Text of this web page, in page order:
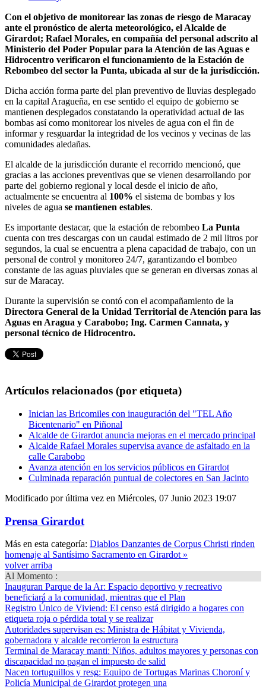
Con el objetivo de monitorear las zonas de riesgo de Maracay
ante el pronóstico de alerta meteorológico, el Alcalde de
Girardot; Rafael Morales, en compañía del personal adscrito al
Ministerio del Poder Popular para la Atención de las Aguas e
Hidrocentro verificaron el funcionamiento de la Estación de
Rebombeo del sector la Punta, ubicada al sur de la jurisdicción.
Dicha acción forma parte del plan preventivo de lluvias desplegado
en la capital Aragueña, en ese sentido el equipo de gobierno se
mantienen desplegados constatando la operatividad actual de las
bombas así como monitorear los niveles de agua con el fin de
informar y resguardar la integridad de los vecinos y vecinas de las
comunidades aledañas.
El alcalde de la jurisdicción durante el recorrido mencionó, que
gracias a las acciones preventivas que se vienen desarrollando por
parte del gobierno regional y local desde el inicio de año,
actualmente se encuentra al 100% el sistema de bombas y los
niveles de agua se mantienen estables.
Es importante destacar, que la estación de rebombeo La Punta
cuenta con tres descargas con un caudal estimado de 2 mil litros por
segundos, la cual se encuentra a plena capacidad de trabajo, con un
personal de control y monitoreo 24/7, garantizando el bombeo
constante de las aguas pluviales que se generan en diversas zonas al
sur de Maracay.
Durante la supervisión se contó con el acompañamiento de la
Directora General de la Unidad Territorial de Atención para las
Aguas en Aragua y Carabobo; Ing. Carmen Cannata, y
personal técnico de Hidrocentro.
Artículos relacionados (por etiqueta)
Inician las Bricomiles con inauguración del "TEL Año
Bicentenario" en Piñonal
Alcalde de Girardot anuncia mejoras en el mercado principal
Alcalde Rafael Morales supervisa avance de asfaltado en la
calle Carabobo
Avanza atención en los servicios públicos en Girardot
Culminada reparación puntual de colectores en San Jacinto
Modificado por última vez en Miércoles, 07 Junio 2023 19:07
Prensa Girardot
Más en esta categoría: Diablos Danzantes de Corpus Christi rinden
homenaje al Santísimo Sacramento en Girardot »
volver arriba
Al Momento :
Inauguran Parque de la Ar: Espacio deportivo y recreativo
beneficiará a la comunidad, mientras que el Plan
Registro Único de Viviend: El censo está dirigido a hogares con
etiqueta roja o pérdida total y se realizar
Autoridades supervisan es: Ministra de Hábitat y Vivienda,
gobernadora y alcalde recorrieron la estructura
Terminal de Maracay manti: Niños, adultos mayores y personas con
discapacidad no pagan el impuesto de salid
Nacen tortuguillos y resg: Equipo de Tortugas Marinas Choroní y
Policía Municipal de Girardot protegen una